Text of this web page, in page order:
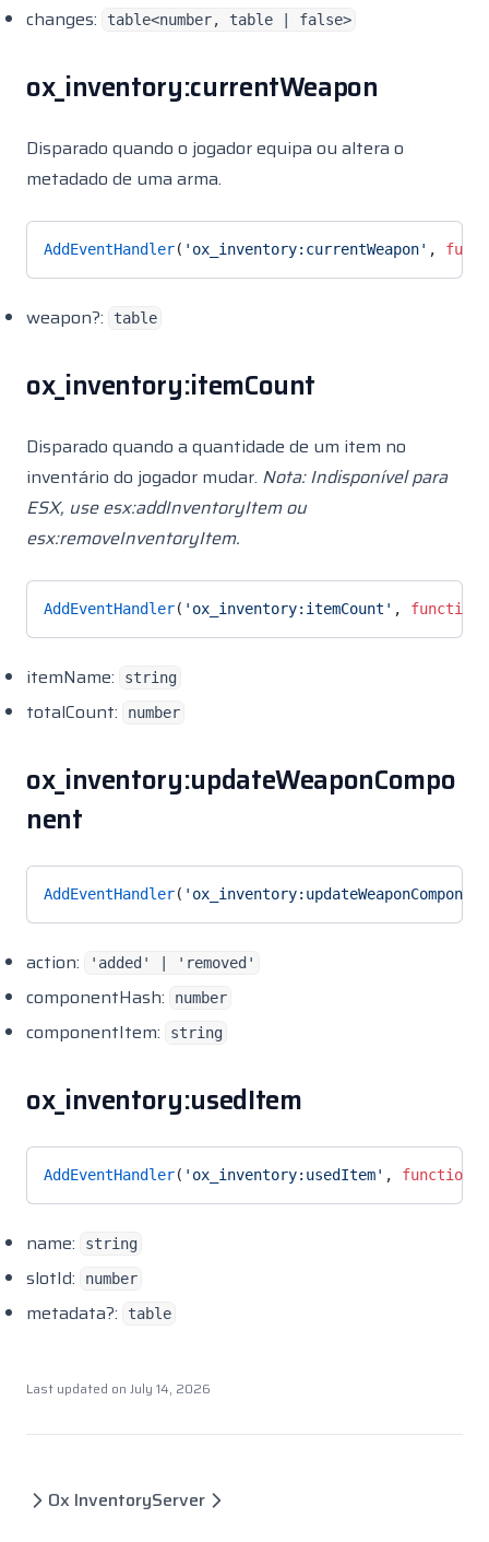
Randol Exporting
Randol Gscache
Randol Stresszones
Rep TalkNPC
RHD Garage
Scully Emotemenu
Angelicxs Civilianjobs
changes: table<number, table | false>
ox_inventory:currentWeapon
Disparado quando o jogador equipa ou altera o
metadado de uma arma.
AddEventHandler( 'ox_inventory:currentWeapon' ,
weapon?: table
ox_inventory:itemCount
Disparado quando a quantidade de um item no
inventário do jogador mudar. Nota: Indisponível para
ESX, use esx:addInventoryItem ou
esx:removeInventoryItem.
AddEventHandler( 'ox_inventory:itemCount' , function
itemName: string
totalCount: number
ox_inventory:updateWeaponCompo
nent
AddEventHandler(
action: 'added' | 'removed'
componentHash: number
componentItem: string
ox_inventory:usedItem
AddEventHandler( 'ox_inventory:usedItem' , function
name: string
slotId: number
metadata?: table
Last updated on July 14, 2026
Ox InventoryServer